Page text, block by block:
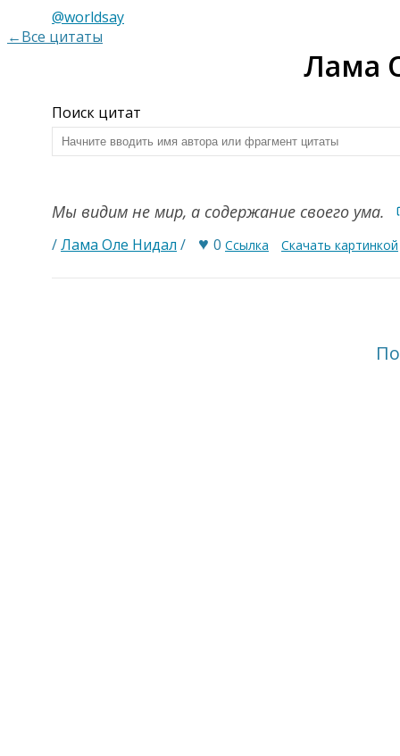
@worldsay
←Все цитаты
Лама
Поиск цитат
Мы видим не мир, а содержание своего ума.
/Лама Оле Нидал / ♥ 0 Ссылка Скачать картинкой